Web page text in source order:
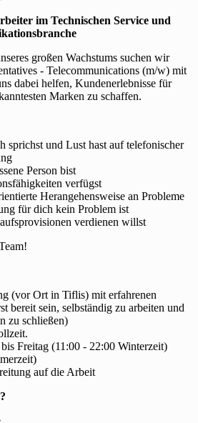
im Technischen Service und
großen Wachstums suchen wir
- Telecommunications (m/w) mit
dabei helfen, Kundenerlebnisse für
Marken zu schaffen.
sprichst und Lust hast auf telefonischer
Person bist
verfügst
Herangehensweise an Probleme
für dich kein Problem ist
verdienen willst
(vor Ort in Tiflis) mit erfahrenen
bereit sein, selbständig zu arbeiten und
zu schließen)
Freitag (11:00 - 22:00 Winterzeit)
auf die Arbeit